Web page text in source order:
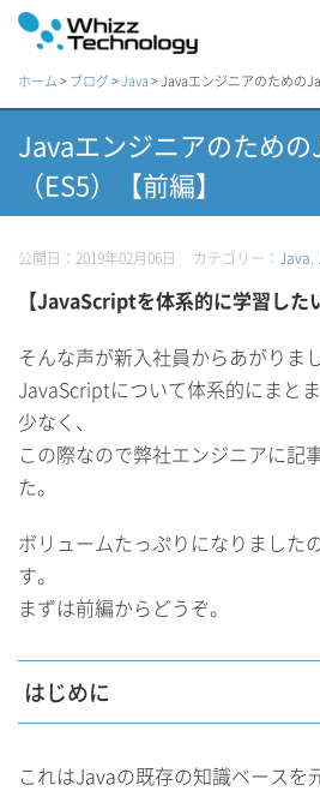
ホーム>ブログ>Java>Javaエンジニアのための
Javaエンジニアのため
（ES5）【前編】
公開日：2019年02月06日 カテゴリー： Java,
【JavaScriptを体系的に学習した
そんな声が新入社員からあがりまし
JavaScriptについて体系的にまと
少なく、
この際なので弊社エンジニアに記
た。
ボリュームたっぷりになりました
す。
まずは前編からどうぞ。
はじめに
これはJavaの既存の知識ベースを